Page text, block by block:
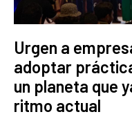
Urgen a
adoptar
un planeta que
ritmo actual